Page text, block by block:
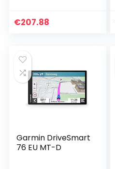
€207.88
Garmin DriveSmart
76 EU MT-D